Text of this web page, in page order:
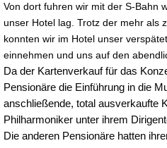
Von dort fuhren wir mit der S-Bahn
unser Hotel lag. Trotz der mehr als
konnten wir im Hotel unser
einnehmen und uns auf den
Da der Kartenverkauf für das
Pensionäre die Einführung in die
anschließende, total ausverkaufte
Philharmoniker unter ihrem
Die anderen Pensionäre hatten